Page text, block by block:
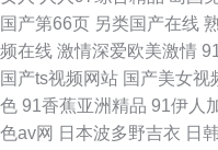
国产第66页 另类国产在线
频在线 激情深爱欧美激情
国产ts视频网站 国产美女视
色 91香蕉亚洲精品 91伊人
色av网 日本波多野吉衣 日